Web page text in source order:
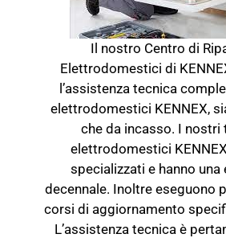
Il nostro Centro di
Elettrodomestici di
l’assistenza tecnica
elettrodomestici KENNEX,
che da incasso. I nostri
elettrodomestici
specializzati e hanno una
decennale. Inoltre eseguono
corsi di aggiornamento
L’assistenza tecnica è